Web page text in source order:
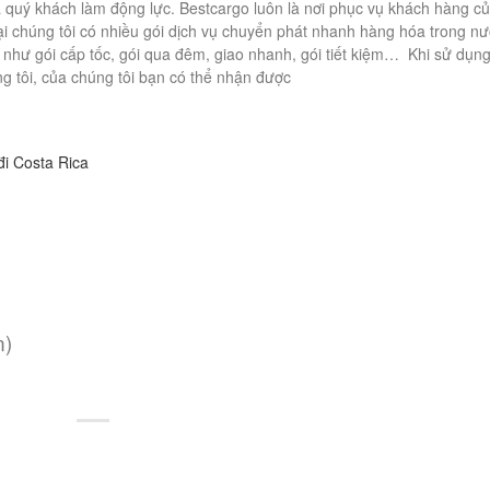
khách làm động lực. Bestcargo luôn là nơi phục vụ khách hàng
tôi có nhiều gói dịch vụ chuyển phát nhanh hàng hóa trong
gói cấp tốc, gói qua đêm, giao nhanh, gói tiết kiệm… Khi sử dụng
tôi, của chúng tôi bạn có thể nhận được
Costa Rica